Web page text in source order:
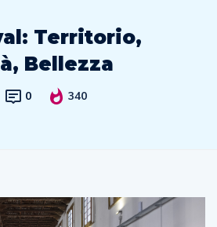
Territorio,
Bellezza
0 340